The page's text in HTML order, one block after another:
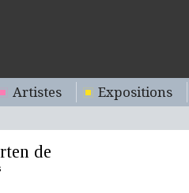
Artistes Expositions
de